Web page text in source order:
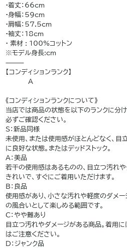
•着丈：66cm
•身幅：59cm
•肩幅：57.5cm
•袖丈：18cm
• 素材 : 100%コットン
※モデル身長:cm
⸻
【コンディションランク】
A
《コンディションランクについて》
当店では商品の状態を以下のランクに分
必ずご確認ください。
S：新品同様
未使用、または使用感がほとんどなく、
に良好な状態。またはデッドストック。
A：美品
若干の使用感はあるものの、目立つ汚れ
きれいで、すぐにご着用いただけます。
B：良品
使用感があり、小さな汚れや軽度のダメ
の風合いとして楽しめる範囲です。
C：やや難あり
目立つ汚れやダメージがある商品。着用
はご注意ください。
D：ジャンク品